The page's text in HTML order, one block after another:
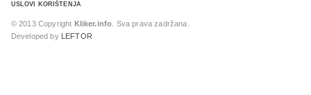
USLOVI KORIŠTENJA
© 2013 Copyright Kliker.info . Sva prava zadržana.
Developed by
LEFTOR